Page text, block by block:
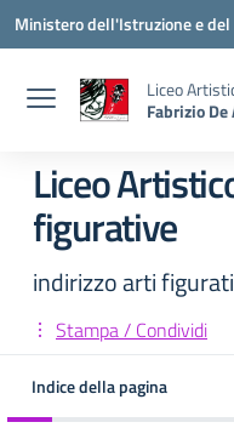
Vai ai contenuti
Vai al menu di navigazione
Vai al footer
Ministero dell'Istruzione e
Liceo
Fabrizio De
Liceo
figurative
indirizzo arti
Stampa / Condividi
Indice della pagina